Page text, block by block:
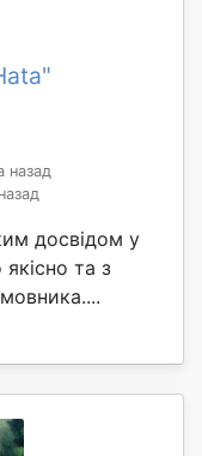
назад
досвідом у
та з